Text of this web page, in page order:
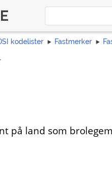
kodelister Fastmerker
på land som